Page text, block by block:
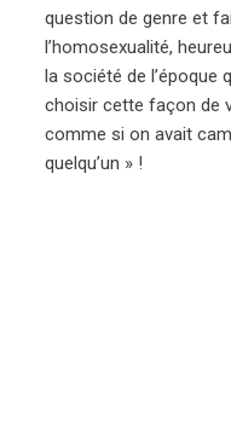
question de genre et
l’homosexualité,
la société de l’époque
choisir cette façon de
comme si on avait
quelqu’un » !